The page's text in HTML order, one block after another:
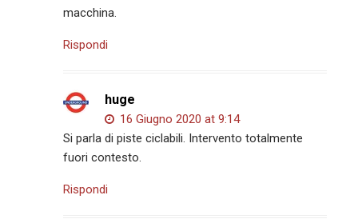
macchina.
Rispondi
huge
16 Giugno 2020 at 9:14
Si parla di piste ciclabili. Intervento totalmente
fuori contesto.
Rispondi